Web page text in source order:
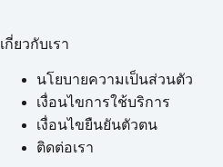
เกี่ยวกับเรา
นโยบายความเป็นส่วนตัว
เงื่อนไขการใช้บริการ
เงื่อนไขยืนยันตัวตน
ติดต่อเรา